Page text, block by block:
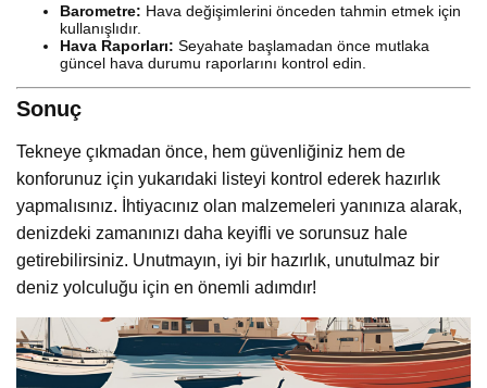
Barometre: Hava değişimlerini önceden tahmin etmek için
kullanışlıdır.
Hava Raporları: Seyahate başlamadan önce mutlaka
güncel hava durumu raporlarını kontrol edin.
Sonuç
Tekneye çıkmadan önce, hem güvenliğiniz hem de
konforunuz için yukarıdaki listeyi kontrol ederek hazırlık
yapmalısınız. İhtiyacınız olan malzemeleri yanınıza alarak,
denizdeki zamanınızı daha keyifli ve sorunsuz hale
getirebilirsiniz. Unutmayın, iyi bir hazırlık, unutulmaz bir
deniz yolculuğu için en önemli adımdır!